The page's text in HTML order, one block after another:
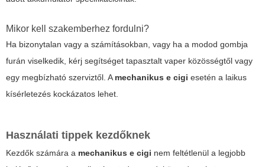
Mikor kell szakemberhez fordulni?
Ha bizonytalan vagy a számításokban, vagy ha a modod gombja
furán viselkedik, kérj segítséget tapasztalt vaper közösségtől vagy
egy megbízható szerviztől. A mechanikus e cigi esetén a laikus
kísérletezés kockázatos lehet.
Használati tippek kezdőknek
Kezdők számára a mechanikus e cigi nem feltétlenül a legjobb